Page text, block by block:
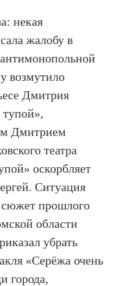
некая
жалобу в
возмутило
Дмитрия
Дмитрием
театра
оскорбляет
Ситуация
прошлого
области
убрать
«Серёжа очень
города,